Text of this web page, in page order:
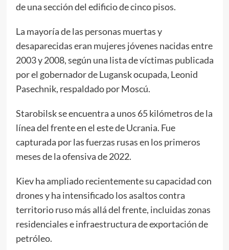
de una sección del edificio de cinco pisos.
La mayoría de las personas muertas y
desaparecidas eran mujeres jóvenes nacidas entre
2003 y 2008, según una lista de víctimas publicada
por el gobernador de Lugansk ocupada, Leonid
Pasechnik, respaldado por Moscú.
Starobilsk se encuentra a unos 65 kilómetros de la
línea del frente en el este de Ucrania. Fue
capturada por las fuerzas rusas en los primeros
meses de la ofensiva de 2022.
Kiev ha ampliado recientemente su capacidad con
drones y ha intensificado los asaltos contra
territorio ruso más allá del frente, incluidas zonas
residenciales e infraestructura de exportación de
petróleo.